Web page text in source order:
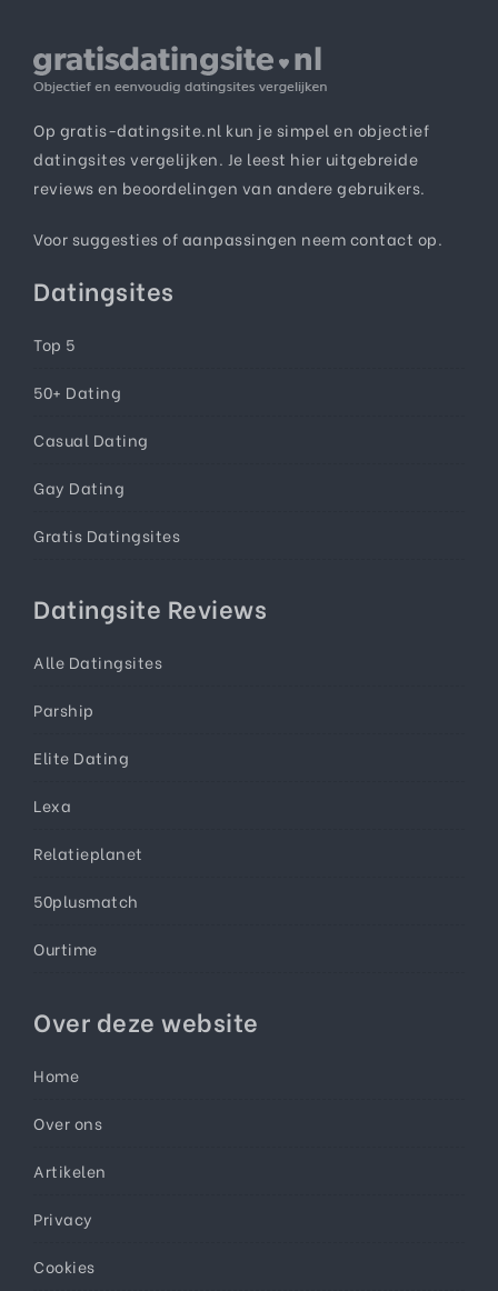
Op gratis-datingsite.nl kun je simpel en objectief
datingsites vergelijken. Je leest hier uitgebreide
reviews en beoordelingen van andere gebruikers.
Voor suggesties of aanpassingen neemcontact op.
Datingsites
Top 5
50+ Dating
Casual Dating
Gay Dating
Gratis Datingsites
Datingsite Reviews
Alle Datingsites
Parship
Elite Dating
Lexa
Relatieplanet
50plusmatch
Ourtime
Over deze website
Home
Over ons
Artikelen
Privacy
Cookies